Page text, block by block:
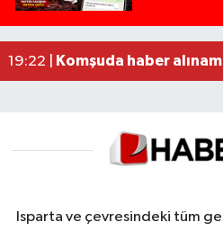
02:26 |MOTOSİKLETLE
19:22 |
Komşuda haber
Isparta ve çevresindeki tüm